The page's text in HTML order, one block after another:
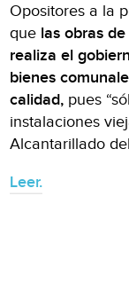
Opositores a la
que las obras
realiza el
bienes
calidad, pues
instalaciones
Alcantarillado
Leer.